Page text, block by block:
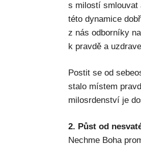
s milostí smlouvat
této dynamice
z nás odborníky
k pravdě a
Postit se od
stalo místem
milosrdenství je
2. Půst od
Nechme Boha